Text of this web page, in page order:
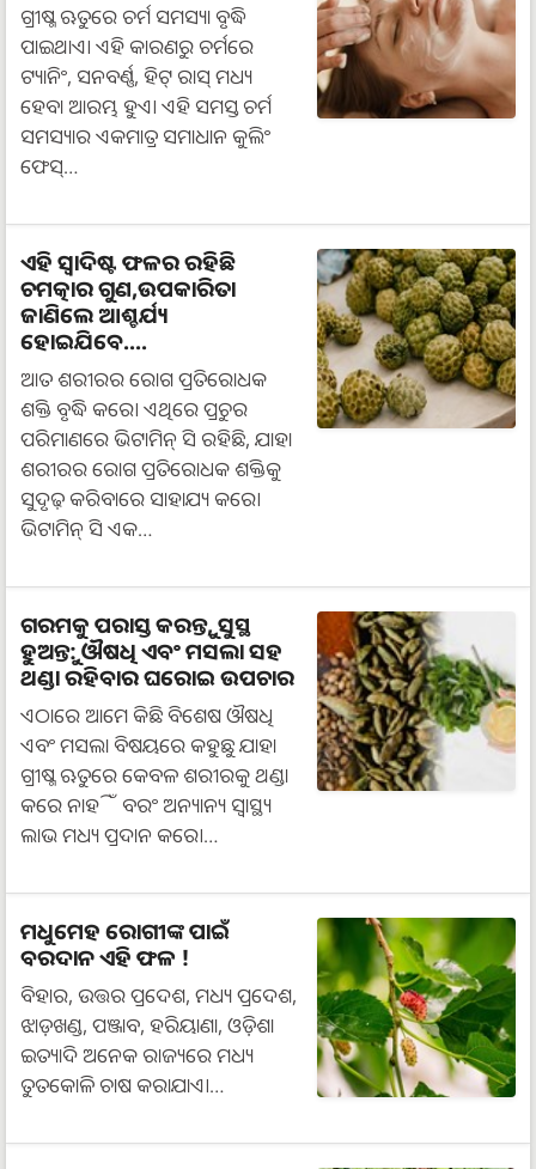
ଗ୍ରୀଷ୍ମ ଋତୁରେ ଚର୍ମ ସମସ୍ୟା ବୃଦ୍ଧି
ପାଇଥାଏ। ଏହି କାରଣରୁ ଚର୍ମରେ
ଟ୍ୟାନିଂ, ସନବର୍ଣ୍ଣ, ହିଟ୍ ରାସ୍ ମଧ୍ୟ
ହେବା ଆରମ୍ଭ ହୁଏ। ଏହି ସମସ୍ତ ଚର୍ମ
ସମସ୍ୟାର ଏକମାତ୍ର ସମାଧାନ କୁଲିଂ
ଫେସ୍…
ଏହି ସ୍ୱାଦିଷ୍ଟ ଫଳର ରହିଛି
ଚମତ୍କାର ଗୁଣ,ଉପକାରିତା
ଜାଣିଲେ ଆଶ୍ଚର୍ଯ୍ୟ
ହୋଇଯିବେ....
ଆତ ଶରୀରର ରୋଗ ପ୍ରତିରୋଧକ
ଶକ୍ତି ବୃଦ୍ଧି କରେ। ଏଥିରେ ପ୍ରଚୁର
ପରିମାଣରେ ଭିଟାମିନ୍ ସି ରହିଛି, ଯାହା
ଶରୀରର ରୋଗ ପ୍ରତିରୋଧକ ଶକ୍ତିକୁ
ସୁଦୃଢ଼ କରିବାରେ ସାହାଯ୍ୟ କରେ।
ଭିଟାମିନ୍ ସି ଏକ…
ଗରମକୁ ପରାସ୍ତ କରନ୍ତୁ, ସୁସ୍ଥ
ହୁଅନ୍ତୁ: ଔଷଧି ଏବଂ ମସଲା ସହ
ଥଣ୍ଡା ରହିବାର ଘରୋଇ ଉପଚାର
ଏଠାରେ ଆମେ କିଛି ବିଶେଷ ଔଷଧି
ଏବଂ ମସଲା ବିଷୟରେ କହୁଛୁ ଯାହା
ଗ୍ରୀଷ୍ମ ଋତୁରେ କେବଳ ଶରୀରକୁ ଥଣ୍ଡା
କରେ ନାହିଁ ବରଂ ଅନ୍ୟାନ୍ୟ ସ୍ୱାସ୍ଥ୍ୟ
ଲାଭ ମଧ୍ୟ ପ୍ରଦାନ କରେ।…
ମଧୁମେହ ରୋଗୀଙ୍କ ପାଇଁ
ବରଦାନ ଏହି ଫଳ !
ବିହାର, ଉତ୍ତର ପ୍ରଦେଶ, ମଧ୍ୟ ପ୍ରଦେଶ,
ଝାଡ଼ଖଣ୍ଡ, ପଞ୍ଜାବ, ହରିୟାଣା, ଓଡ଼ିଶା
ଇତ୍ୟାଦି ଅନେକ ରାଜ୍ୟରେ ମଧ୍ୟ
ତୁତକୋଳି ଚାଷ କରାଯାଏ।…